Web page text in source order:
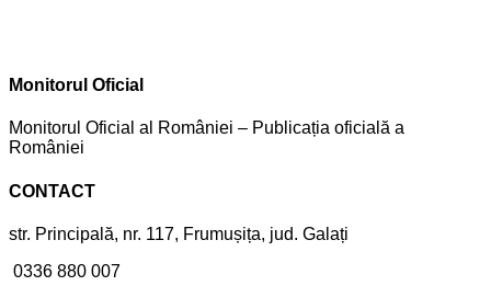
Monitorul Oficial
Monitorul Oficial al României – Publicația oficială a
României
CONTACT
str. Principală, nr. 117, Frumușița, jud. Galați
0336 880 007